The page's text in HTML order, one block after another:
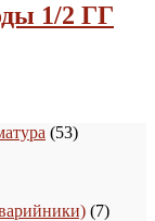
1/2 ГГ
5353
77